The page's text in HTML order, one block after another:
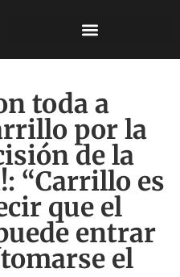
toda a
por la
de la
“Carrillo es
que el
entrar
el